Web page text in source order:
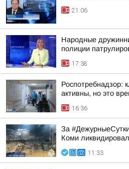
21:06
Народные
полиции
17:38
Роспотребнадзор:
активны, но это
16:36
За
Коми
11:33